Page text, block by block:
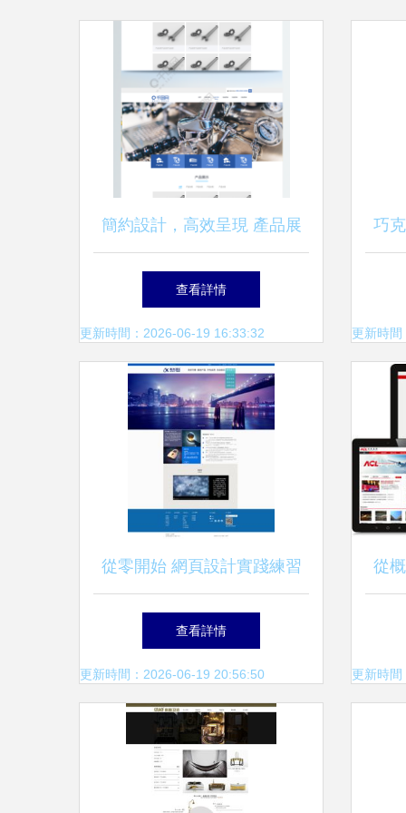
簡約設計，高效呈現 產品展
示列表頁PSD模板免費下載
查看詳情
更新時間：2026-06-19 16:33:32
巧
更新時
從零開始 網頁設計實踐練習
指南
查看詳情
更新時間：2026-06-19 20:56:50
從
更新時